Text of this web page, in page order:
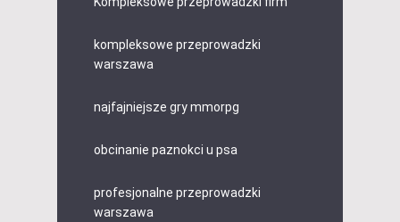
kompleksowe przeprowadzki
warszawa
najfajniejsze gry mmorpg
obcinanie paznokci u psa
profesjonalne przeprowadzki
warszawa